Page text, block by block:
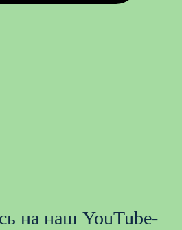
на наш YouTube-